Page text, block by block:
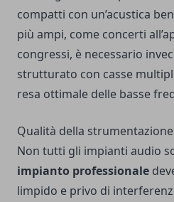
compatti con un’acustica
più ampi, come concerti
congressi, è necessario
strutturato con casse
resa ottimale delle basse
Qualità della strumentazione
Non tutti gli impianti audio
impianto professionale
limpido e privo di